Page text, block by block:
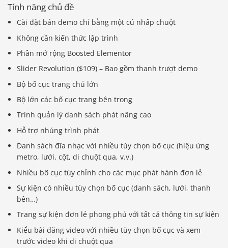
Tính năng chủ đề
Cài đặt bản demo chỉ bằng một cú nhấp chuột
Không cần kiến ​​thức lập trình
Phần mở rộng Boosted Elementor
Slider Revolution ($109) – Bao gồm thanh trượt demo
Bộ bố cục trang chủ lớn
Bộ lớn các bố cục trang bên trong
Trình quản lý danh sách phát nâng cao
Hỗ trợ nhúng trình phát
Danh sách đĩa nhạc với nhiều tùy chọn bố cục (hiệu ứng
metro, lưới, cột, di chuột qua, v.v.)
Nhiều bố cục tùy chỉnh cho các mục phát hành đơn lẻ
Sự kiện có nhiều tùy chọn bố cục (danh sách, lưới, thanh
bên…)
Trang sự kiện đơn lẻ phong phú với tất cả thông tin sự kiện
Kiểu bài đăng video với nhiều tùy chọn bố cục và xem
trước video khi di chuột qua